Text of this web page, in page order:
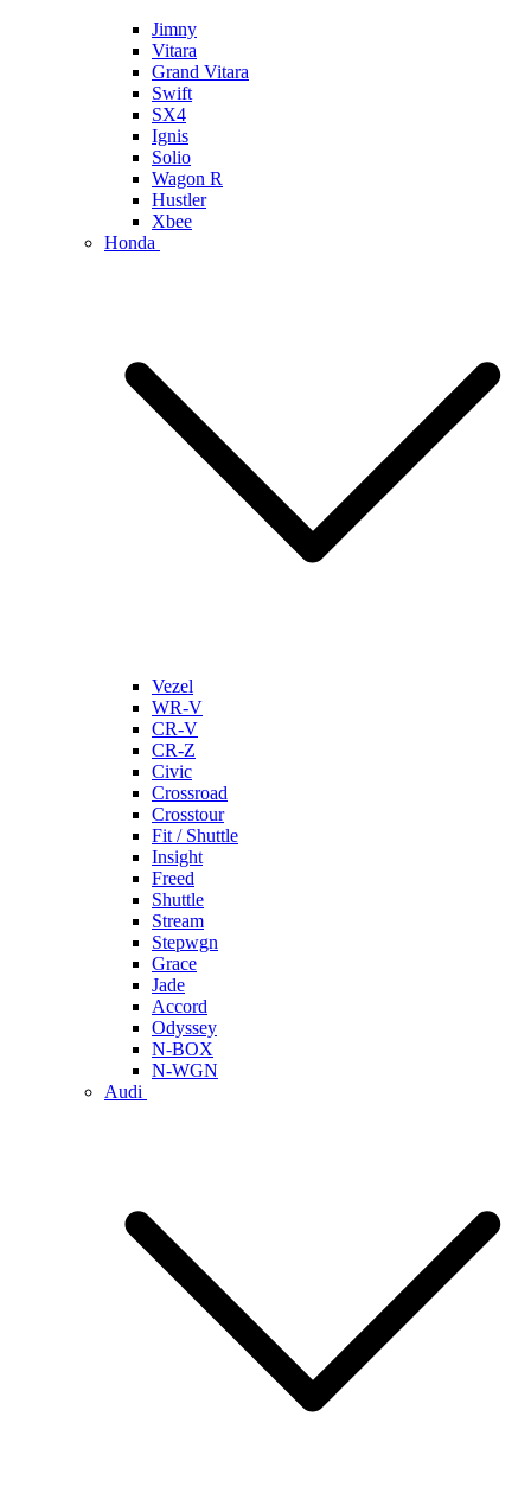
Jimny
Vitara
Grand Vitara
Swift
SX4
Ignis
Solio
Wagon R
Hustler
Xbee
Honda
Vezel
WR-V
CR-V
CR-Z
Civic
Crossroad
Crosstour
Fit / Shuttle
Insight
Freed
Shuttle
Stream
Stepwgn
Grace
Jade
Accord
Odyssey
N-BOX
N-WGN
Audi